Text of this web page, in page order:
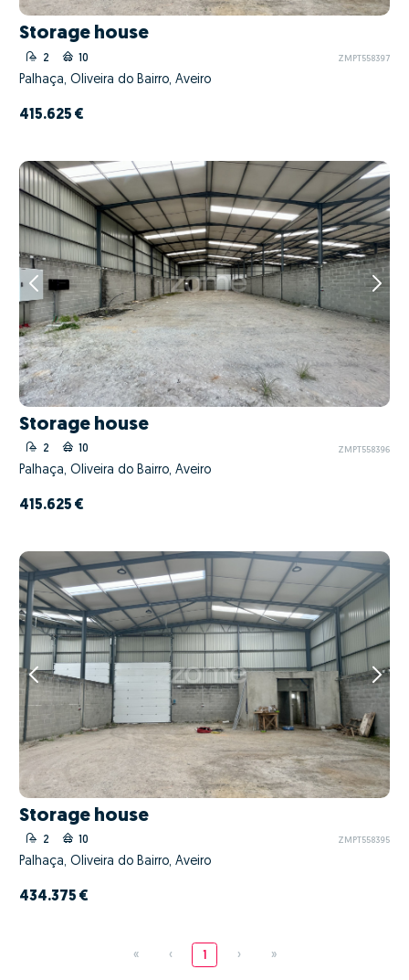
Storage house
2 10 ZMPT558397
Palhaça, Oliveira do Bairro, Aveiro
415.625 €
Storage house
2 10 ZMPT558396
Palhaça, Oliveira do Bairro, Aveiro
415.625 €
Storage house
2 10 ZMPT558395
Palhaça, Oliveira do Bairro, Aveiro
434.375 €
« ‹ 1 › »